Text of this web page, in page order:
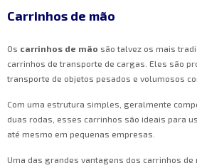
Carrinhos de mão
Os carrinhos de mão são talvez os mais
carrinhos de transporte de cargas. Eles são
transporte de objetos pesados e volumosos
Com uma estrutura simples, geralmente
duas rodas, esses carrinhos são ideais para
até mesmo em pequenas empresas.
Uma das grandes vantagens dos carrinhos de